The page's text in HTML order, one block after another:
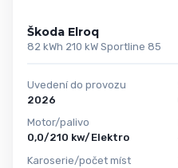
Škoda Elroq
82 kWh 210 kW Sportline 85
Uvedení do provozu
2026
Motor/palivo
0,0/210 kw/Elektro
Karoserie/počet míst